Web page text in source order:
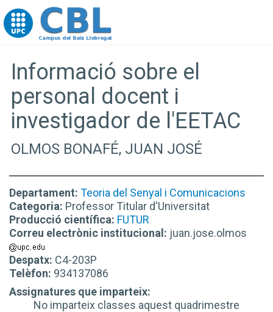
Go to upc.edu
Informació sobre el
personal docent i
investigador de l'EETAC
OLMOS BONAFÉ, JUAN JOSÉ
Departament: Teoria del Senyal i Comunicacions
Categoria: Professor Titular d'Universitat
Producció científica: FUTUR
Correu electrònic institucional: juan.jose.olmos
Despatx: C4-203P
Telèfon: 934137086
Assignatures que imparteix:
No imparteix classes aquest quadrimestre